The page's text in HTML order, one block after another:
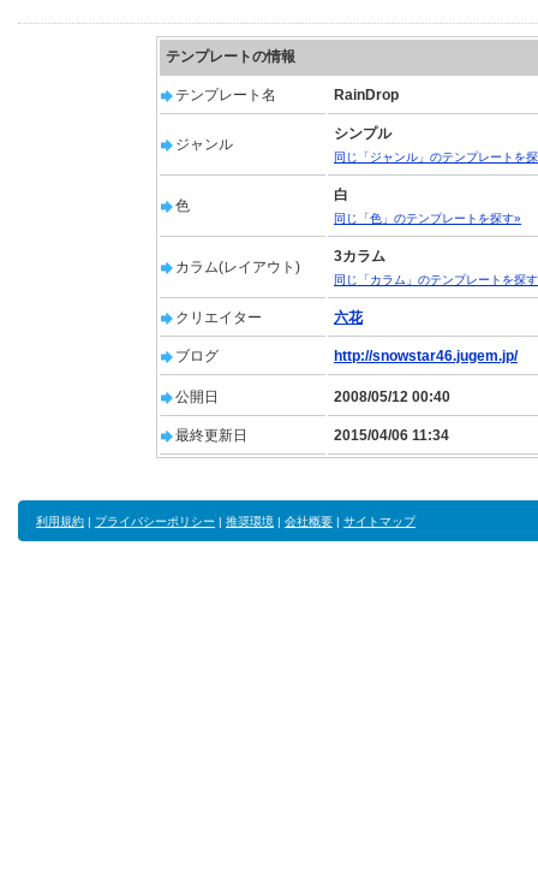
テンプレートの情報
テンプレート名 RainDrop
ジャンル
シンプル
同じ「ジャンル」のテンプレートを
色
白
同じ「色」のテンプレートを探す»
カラム(レイアウト)
3カラム
同じ「カラム」のテンプレートを探
クリエイター 六花
ブログ http://snowstar46.jugem.jp/
公開日 2008/05/12 00:40
最終更新日 2015/04/06 11:34
利用規約 | プライバシーポリシー | 推奨環境 | 会社概要 | サイトマップ